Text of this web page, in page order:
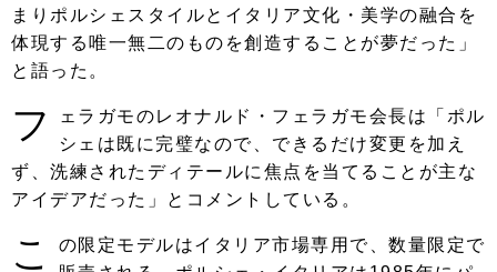
まりポルシェスタイルとイタリア文化・美学の融合を
体現する唯一無二のものを創造することが夢だった」
と語った。
フ
ェラガモのレオナルド・フェラガモ会長は「ポル
シェは既に完璧なので、できるだけ変更を加え
ず、洗練されたディテールに焦点を当てることが主な
アイデアだった」とコメントしている。
こ
の限定モデルはイタリア市場専用で、数量限定で